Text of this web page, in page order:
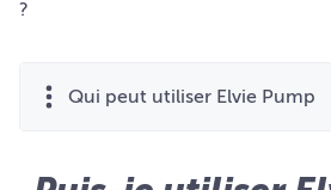
?
Qui peut utiliser Elvie Pump